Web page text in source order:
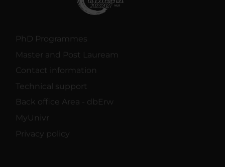
PhD Programmes
Master and Post Lauream
Contact information
Technical support
Back office Area - dbErw
MyUnivr
Privacy policy